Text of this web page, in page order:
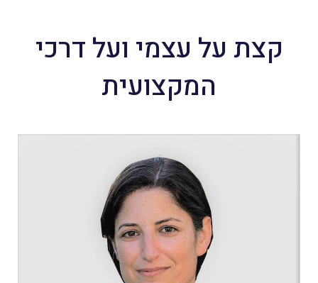
קצת על עצמי ועל דרכי
המקצועית